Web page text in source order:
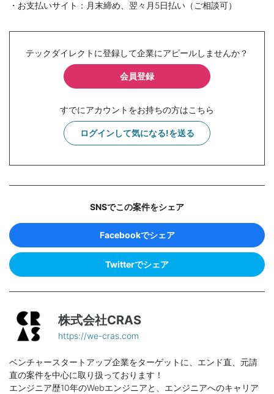
・お支払いサイト：月末締め、翌々月5日払い（ご相談可）
テックダイレクトに登録して企業にアピールしませんか？
会員登録
すでにアカウントをお持ちの方はこちら
ログインして気になる!を送る
SNSでこの案件をシェア
Facebookでシェア
Twitterでシェア
株式会社CRAS
https://we-cras.com
ベンチャースタートアップ企業をターゲットに、エンド直、元請
直の案件を中心に取り扱っております！
エンジニア歴10年のWebエンジニアと、エンジニアへのキャリア